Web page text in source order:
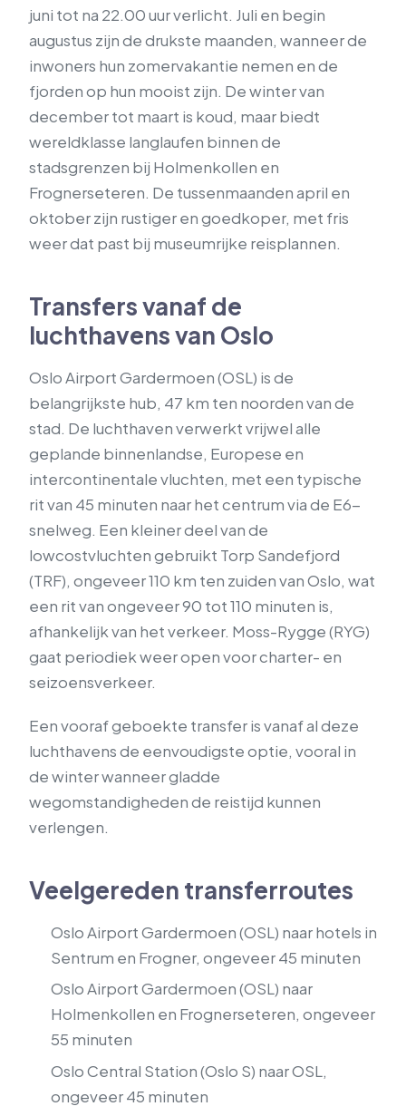
juni tot na 22.00 uur verlicht. Juli en begin
augustus zijn de drukste maanden, wanneer de
inwoners hun zomervakantie nemen en de
fjorden op hun mooist zijn. De winter van
december tot maart is koud, maar biedt
wereldklasse langlaufen binnen de
stadsgrenzen bij Holmenkollen en
Frognerseteren. De tussenmaanden april en
oktober zijn rustiger en goedkoper, met fris
weer dat past bij museumrijke reisplannen.
Transfers vanaf de
luchthavens van Oslo
Oslo Airport Gardermoen (OSL) is de
belangrijkste hub, 47 km ten noorden van de
stad. De luchthaven verwerkt vrijwel alle
geplande binnenlandse, Europese en
intercontinentale vluchten, met een typische
rit van 45 minuten naar het centrum via de E6-
snelweg. Een kleiner deel van de
lowcostvluchten gebruikt Torp Sandefjord
(TRF), ongeveer 110 km ten zuiden van Oslo, wat
een rit van ongeveer 90 tot 110 minuten is,
afhankelijk van het verkeer. Moss-Rygge (RYG)
gaat periodiek weer open voor charter- en
seizoensverkeer.
Een vooraf geboekte transfer is vanaf al deze
luchthavens de eenvoudigste optie, vooral in
de winter wanneer gladde
wegomstandigheden de reistijd kunnen
verlengen.
Veelgereden transferroutes
Oslo Airport Gardermoen (OSL) naar hotels in
Sentrum en Frogner, ongeveer 45 minuten
Oslo Airport Gardermoen (OSL) naar
Holmenkollen en Frognerseteren, ongeveer
55 minuten
Oslo Central Station (Oslo S) naar OSL,
ongeveer 45 minuten